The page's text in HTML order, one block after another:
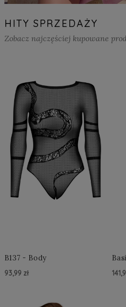
HITY SPRZEDAŻY
Zobacz najczęściej kupowane
B137 - Body
93,99 zł